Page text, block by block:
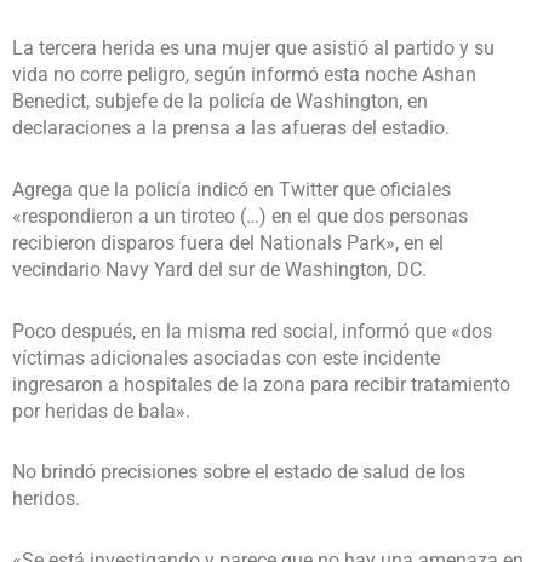
La tercera herida es una mujer que asistió al partido y su
vida no corre peligro, según informó esta noche Ashan
Benedict, subjefe de la policía de Washington, en
declaraciones a la prensa a las afueras del estadio.
Agrega que la policía indicó en Twitter que oficiales
«respondieron a un tiroteo (…) en el que dos personas
recibieron disparos fuera del Nationals Park», en el
vecindario Navy Yard del sur de Washington, DC.
Poco después, en la misma red social, informó que «dos
víctimas adicionales asociadas con este incidente
ingresaron a hospitales de la zona para recibir tratamiento
por heridas de bala».
No brindó precisiones sobre el estado de salud de los
heridos.